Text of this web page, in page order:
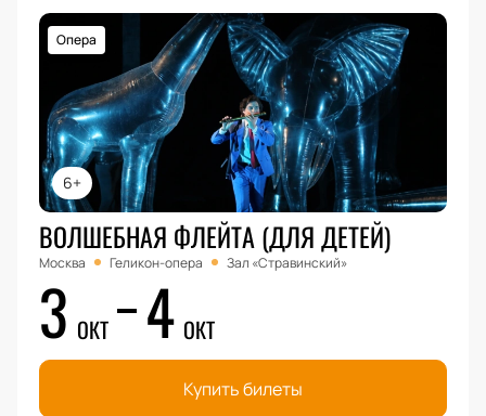
6+
Опера
ВОЛШЕБНАЯ ФЛЕЙТА (ДЛЯ ДЕТЕЙ)
Москва Геликон-опера Зал «Стравинский»
3 ОКТ 4 ОКТ
Купить билеты